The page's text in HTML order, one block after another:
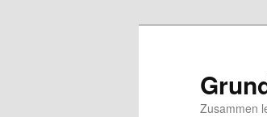
Zusammen